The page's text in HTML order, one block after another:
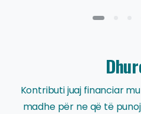
Kontributi juaj financiar
madhe për ne që të